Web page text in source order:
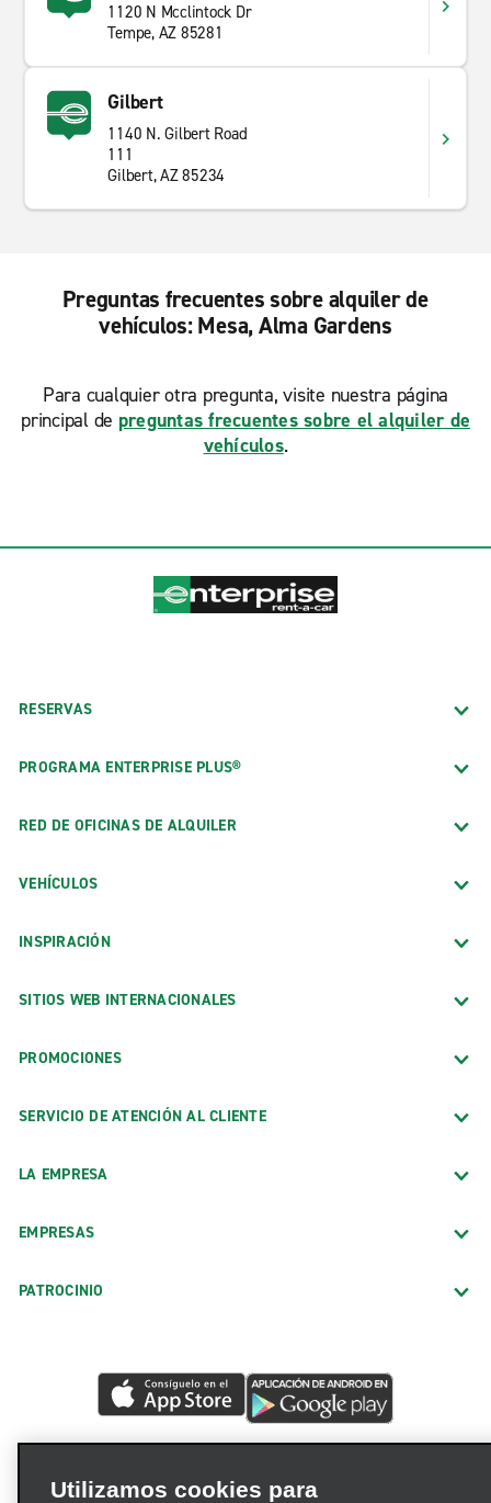
1120 N Mcclintock Dr
Tempe, AZ 85281
Gilbert
1140 N. Gilbert Road
111
Gilbert, AZ 85234
Preguntas frecuentes sobre alquiler de
vehículos: Mesa, Alma Gardens
Para cualquier otra pregunta, visite nuestra página
principal de preguntas frecuentes sobre el alquiler de
vehículos.
RESERVAS
PROGRAMA ENTERPRISE PLUS®
RED DE OFICINAS DE ALQUILER
VEHÍCULOS
INSPIRACIÓN
SITIOS WEB INTERNACIONALES
PROMOCIONES
SERVICIO DE ATENCIÓN AL CLIENTE
LA EMPRESA
EMPRESAS
PATROCINIO
Utilizamos cookies para